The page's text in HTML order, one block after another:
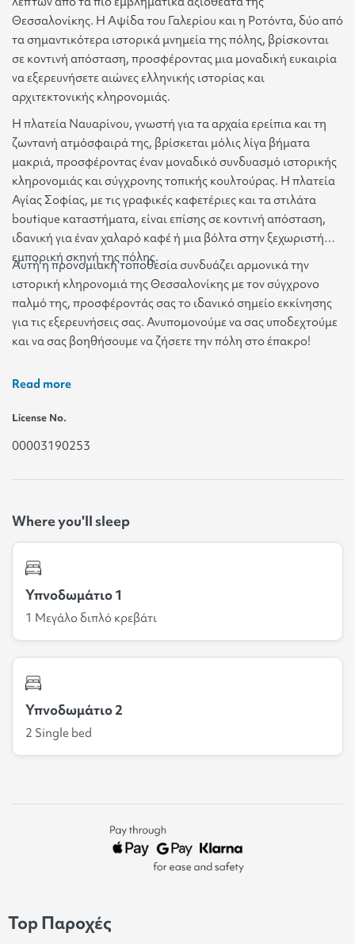
Θεσσαλονίκης. Η Αψίδα του Γαλερίου και η Ροτόντα, δύο από
τα σημαντικότερα ιστορικά μνημεία της πόλης, βρίσκονται
σε κοντινή απόσταση, προσφέροντας μια μοναδική ευκαιρία
να εξερευνήσετε αιώνες ελληνικής ιστορίας και
αρχιτεκτονικής κληρονομιάς.
Η πλατεία Ναυαρίνου, γνωστή για τα αρχαία ερείπια και τη
ζωντανή ατμόσφαιρά της, βρίσκεται μόλις λίγα βήματα
μακριά, προσφέροντας έναν μοναδικό συνδυασμό ιστορικής
κληρονομιάς και σύγχρονης τοπικής κουλτούρας. Η πλατεία
Αγίας Σοφίας, με τις γραφικές καφετέριες και τα στιλάτα
boutique καταστήματα, είναι επίσης σε κοντινή απόσταση,
ιδανική για έναν χαλαρό καφέ ή μια βόλτα στην ξεχωριστή
εμπορική σκηνή της πόλης.
Αυτή η προνομιακή τοποθεσία συνδυάζει αρμονικά την
ιστορική κληρονομιά της Θεσσαλονίκης με τον σύγχρονο
παλμό της, προσφέροντάς σας το ιδανικό σημείο εκκίνησης
για τις εξερευνήσεις σας. Ανυπομονούμε να σας υποδεχτούμε
και να σας βοηθήσουμε να ζήσετε την πόλη στο έπακρο!
Read more
License No.
00003190253
Where you'll sleep
Υπνοδωμάτιο 1
1 Μεγάλο διπλό κρεβάτι
Υπνοδωμάτιο 2
2 Single bed
Top Παροχές